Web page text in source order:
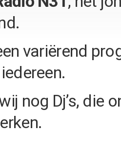
variërend
nog Dj’s, die